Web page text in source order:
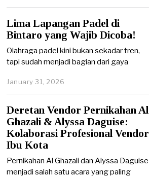
e
,
2
0
Lima Lapangan Padel di
Bintaro yang Wajib Dicoba!
Olahraga padel kini bukan sekadar tren,
tapi sudah menjadi bagian dari gaya
January 31, 2026
u
a
r
y
,
2
Deretan Vendor Pernikahan Al
Ghazali & Alyssa Daguise:
Kolaborasi Profesional Vendor
Ibu Kota
Pernikahan Al Ghazali dan Alyssa Daguise
menjadi salah satu acara yang paling